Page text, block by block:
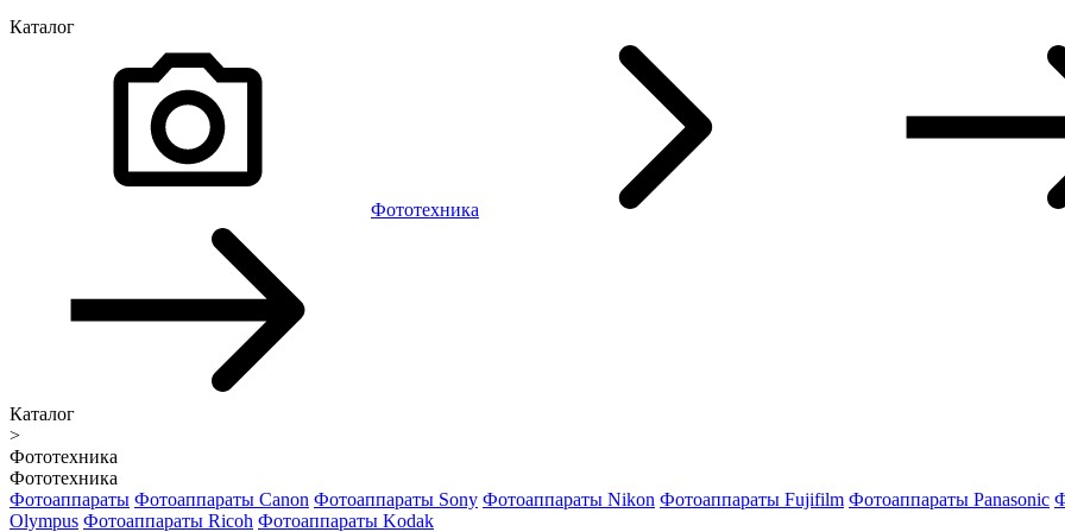
Каталог
Фототехника
Каталог
>
Фототехника
Фототехника
Фотоаппараты Фотоаппараты Canon Фотоаппараты Sony Фотоаппараты Nikon Фотоаппараты Fujifilm Фотоаппараты Panasonic
Olympus Фотоаппараты Ricoh Фотоаппараты Kodak